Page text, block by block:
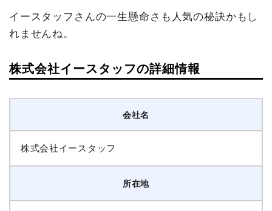
イースタッフさんの一生懸命さも人気の秘訣かもし
れませんね。
株式会社イースタッフの詳細情報
会社名
株式会社イースタッフ
所在地